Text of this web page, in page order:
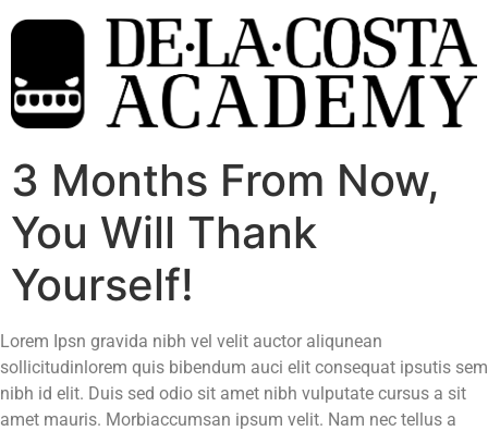
3 Months From Now,
You Will Thank
Yourself!
Lorem Ipsn gravida nibh vel velit auctor aliqunean
sollicitudinlorem quis bibendum auci elit consequat ipsutis sem
nibh id elit. Duis sed odio sit amet nibh vulputate cursus a sit
amet mauris. Morbiaccumsan ipsum velit. Nam nec tellus a